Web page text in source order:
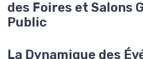
des Foires et Salons
Public
La Dynamique des